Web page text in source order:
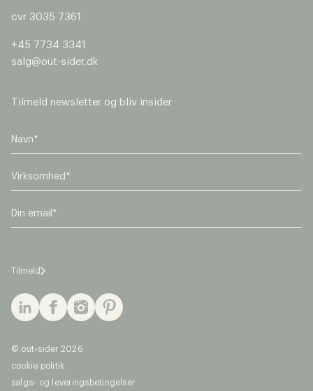
cvr 3035 7361
+45 7734 3341
salg@out-sider.dk
Tilmeld newsletter og bliv insider
V
k
s
h
d
*
E
Tilmeld
© out-sider 2026
cookie politik
salgs- og leveringsbetingelser